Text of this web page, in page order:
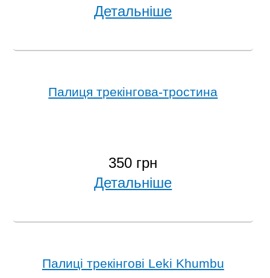
Детальніше
Палиця трекінгова-тростина
350 грн
Детальніше
Палиці трекінгові Leki Khumbu